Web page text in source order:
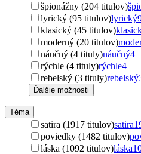
špionážny (204 titulov)
lyrický (95 titulov)lyrický
klasický (45 titulov)
moderný (20 titulov)
náučný (4 tituly)náučný4
rýchle (4 tituly)rýchle4
rebelský (3 tituly)rebelský
Ďalšie možnosti
Téma
satira (1917 titulov)satira
poviedky (1482 titulov)
láska (1092 titulov)láska